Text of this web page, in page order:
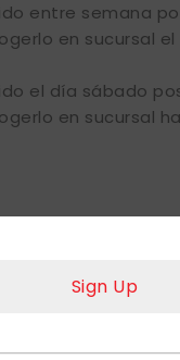
entre semana
en sucursal
el día sábado
en sucursal
en nuestros
como
INGRESAR/
Sign Up